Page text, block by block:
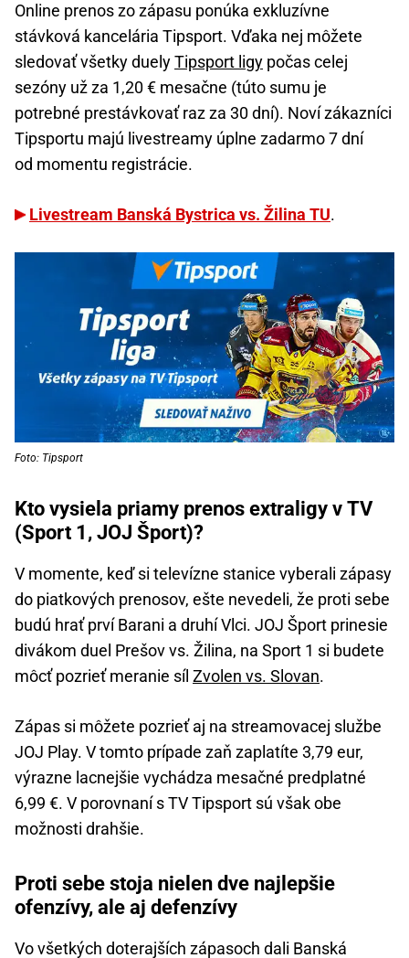
Online prenos zo zápasu ponúka exkluzívne
stávková kancelária Tipsport. Vďaka nej môžete
sledovať všetky duelyTipsport ligy počas celej
sezóny už za 1,20 € mesačne (túto sumu je
potrebné prestávkovať raz za 30 dní). Noví zákazníci
Tipsportu majú livestreamy úplne zadarmo 7 dní
od momentu registrácie.
Livestream Banská Bystrica vs. Žilina TU.
Foto: Tipsport
Kto vysiela priamy prenos extraligy v TV
(Sport 1, JOJ Šport)?
V momente, keď si televízne stanice vyberali zápasy
do piatkových prenosov, ešte nevedeli, že proti sebe
budú hrať prví Barani a druhí Vlci. JOJ Šport prinesie
divákom duel Prešov vs. Žilina, na Sport 1 si budete
môcť pozrieť meranie síl Zvolen vs. Slovan.
Zápas si môžete pozrieť aj na streamovacej službe
JOJ Play. V tomto prípade zaň zaplatíte 3,79 eur,
výrazne lacnejšie vychádza mesačné predplatné
6,99 €. V porovnaní s TV Tipsport sú však obe
možnosti drahšie.
Proti sebe stoja nielen dve najlepšie
ofenzívy, ale aj defenzívy
Vo všetkých doterajších zápasoch dali Banská